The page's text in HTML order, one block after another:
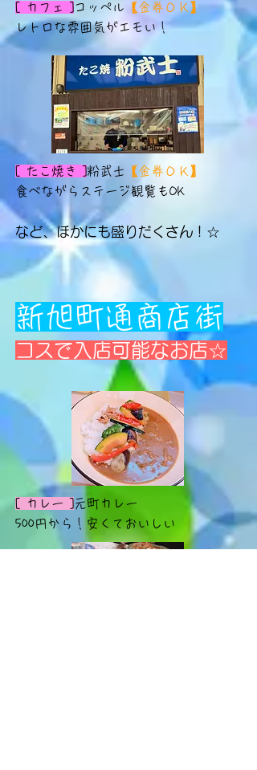
[ カフェ ]コッペル
【金券ＯＫ】
​レトロな雰囲気がエモい！
[ たこ焼き ]粉武士
【金券ＯＫ】
食べながらステージ観覧もOK
など、ほかにも盛りだくさん！☆
コスで入店可能なお店☆
新旭町通商店街
[ カレー ]元町カレー
500円から！安くておいしい